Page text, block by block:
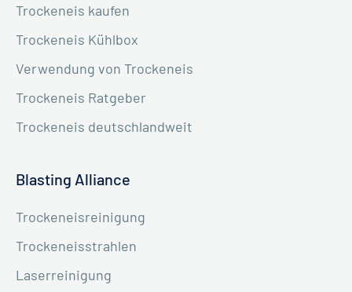
Trockeneis kaufen
Trockeneis Kühlbox
Verwendung von Trockeneis
Trockeneis Ratgeber
Trockeneis deutschlandweit
Blasting Alliance
Trockeneisreinigung
Trockeneisstrahlen
Laserreinigung